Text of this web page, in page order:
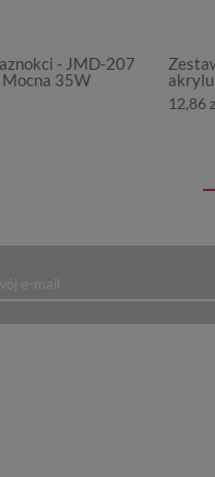
- JMD-207
35W
12,86